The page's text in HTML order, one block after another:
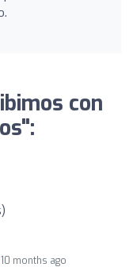
con
10 months ago